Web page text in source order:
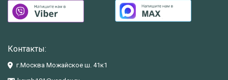
Контакты:
г.Москва Можайское ш. 41к1